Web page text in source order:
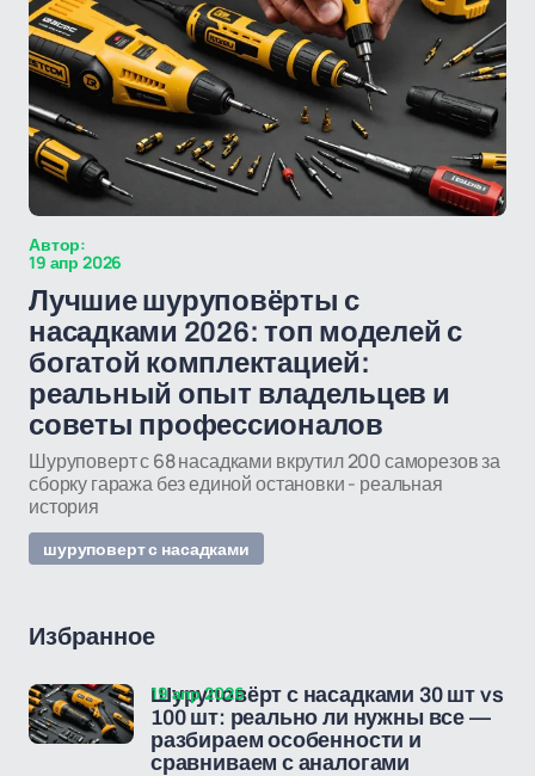
Автор:
19 апр 2026
Лучшие шуруповёрты с
насадками 2026: топ моделей с
богатой комплектацией:
реальный опыт владельцев и
советы профессионалов
Шуруповерт с 68 насадками вкрутил 200 саморезов за
сборку гаража без единой остановки - реальная
история
шуруповерт с насадками
Избранное
Шуруповёрт с насадками 30 шт vs
100 шт: реально ли нужны все —
разбираем особенности и
сравниваем с аналогами
19 апр 2026